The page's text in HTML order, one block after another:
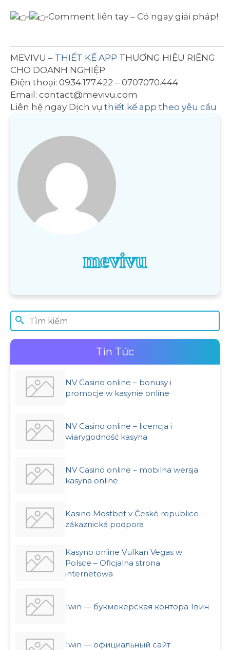
Comment liền tay – Có ngay giải pháp!
————————————————————————–
MEVIVU – THIẾT KẾ APP THƯƠNG HIỆU RIÊNG
CHO DOANH NGHIỆP
Điện thoại: 0934.177.422 – 0707070.444
Email: contact@mevivu.com
Liên hệ ngay Dịch vụ thiết kế app theo yêu cầu
mevivu
Tin Tức
NV Casino online – bonusy i
promocje w kasynie online
NV Casino online – licencja i
wiarygodność kasyna
NV Casino online – mobilna wersja
kasyna online
Kasino Mostbet v České republice –
zákaznická podpora
Kasyno online Vulkan Vegas w
Polsce – Oficjalna strona
internetowa
1win — букмекерская контора 1вин
1win — официальный сайт